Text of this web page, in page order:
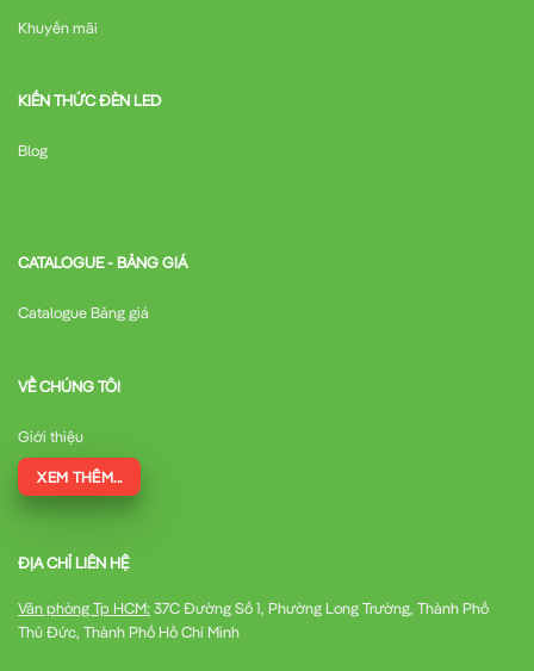
Khuyến mãi
KIẾN THỨC ĐÈN LED
Blog
CATALOGUE - BẢNG GIÁ
Catalogue Bảng giá
VỀ CHÚNG TÔI
Giới thiệu
XEM THÊM...
ĐỊA CHỈ LIÊN HỆ
Văn phòng Tp HCM: 37C Đường Số 1, Phường Long Trường, Thành Phố
Thủ Đức, Thành Phố Hồ Chí Minh